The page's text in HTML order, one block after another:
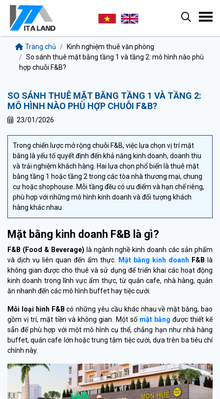
Trang chủ
Kinh nghiệm thuê văn phòng
So sánh thuê mặt bằng tầng 1 và tầng 2: mô hình nào phù
hợp chuỗi F&B?
SO SÁNH THUÊ MẶT BẰNG TẦNG 1 VÀ TẦNG 2:
MÔ HÌNH NÀO PHÙ HỢP CHUỖI F&B?
23/01/2026
Trong chiến lược mở rộng chuỗi F&B, việc lựa chọn vị trí mặt
bằng là yếu tố quyết định đến khả năng kinh doanh, doanh thu
và trải nghiệm khách hàng. Hai lựa chọn phổ biến là thuê mặt
bằng tầng 1 hoặc tầng 2 trong các tòa nhà thương mại, chung
cư hoặc shophouse. Mỗi tầng đều có ưu điểm và hạn chế riêng,
phù hợp với những mô hình kinh doanh và đối tượng khách
hàng khác nhau.
Mặt bằng kinh doanh F&B là gì?
F&B (Food & Beverage) là ngành nghề kinh doanh các sản phẩm
và dịch vụ liên quan đến ẩm thực.
Mặt bằng kinh doanh F&B là
không gian được cho thuê và sử dụng để triển khai các hoạt động
kinh doanh trong lĩnh vực ẩm thực, từ quán cafe, nhà hàng, quán
ăn nhanh đến các mô hình buffet hay tiệc cưới.
Mỗi loại hình F&Bcó những yêu cầu khác nhau về mặt bằng, bao
gồm vị trí, mặt tiền và không gian. Một số mặt bằng được thiết kế
sẵn để phù hợp với một mô hình cụ thể, chẳng hạn như nhà hàng
buffet, quán cafe lớn hoặc trung tâm tiệc cưới, dựa trên ba tiêu chí
chính này.